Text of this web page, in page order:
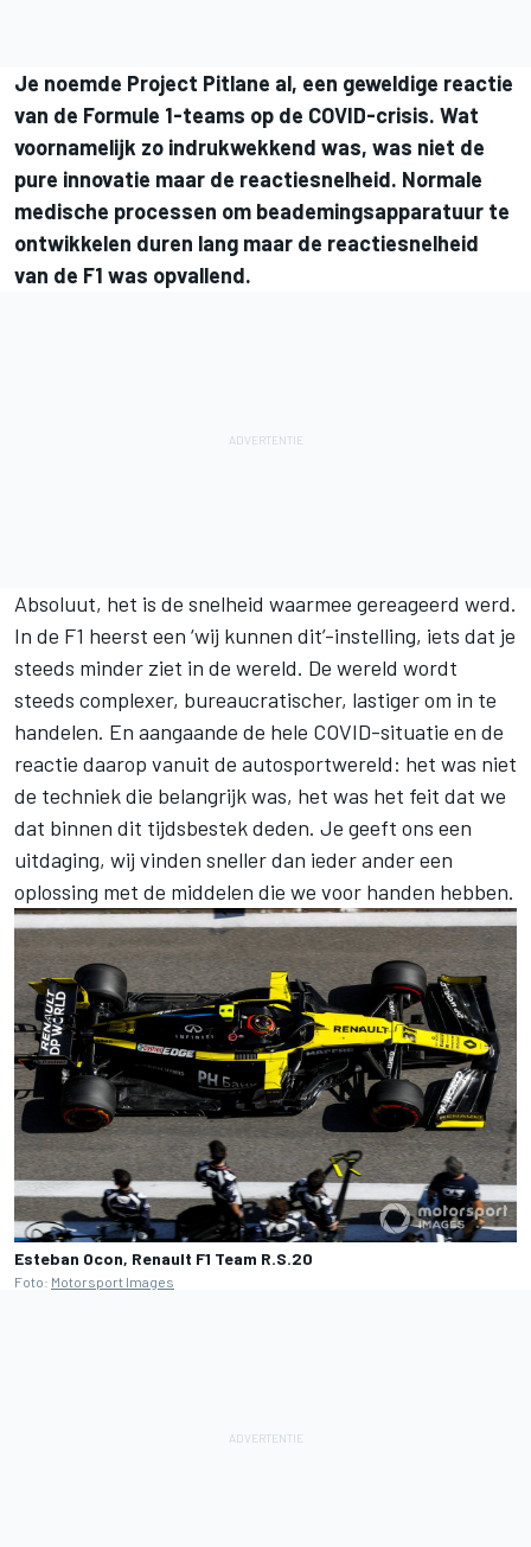
Je noemde Project Pitlane al, een geweldige reactie
van de Formule 1-teams op de COVID-crisis. Wat
voornamelijk zo indrukwekkend was, was niet de
pure innovatie maar de reactiesnelheid. Normale
medische processen om beademingsapparatuur te
ontwikkelen duren lang maar de reactiesnelheid
van de F1 was opvallend.
Absoluut, het is de snelheid waarmee gereageerd werd.
In de F1 heerst een ‘wij kunnen dit’-instelling, iets dat je
steeds minder ziet in de wereld. De wereld wordt
steeds complexer, bureaucratischer, lastiger om in te
handelen. En aangaande de hele COVID-situatie en de
reactie daarop vanuit de autosportwereld: het was niet
de techniek die belangrijk was, het was het feit dat we
dat binnen dit tijdsbestek deden. Je geeft ons een
uitdaging, wij vinden sneller dan ieder ander een
oplossing met de middelen die we voor handen hebben.
Esteban Ocon, Renault F1 Team R.S.20
Foto: Motorsport Images